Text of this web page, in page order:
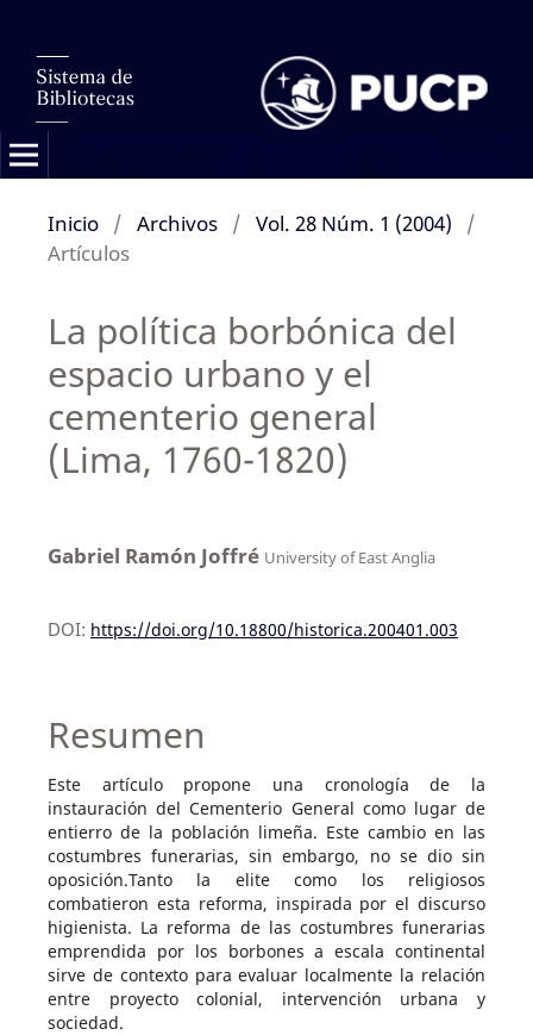
Inicio / Archivos / Vol. 28 Núm. 1 (2004)
/
Artículos
La política borbónica del
espacio urbano y el
cementerio general
(Lima, 1760-1820)
Gabriel Ramón Joffré University of East Anglia
DOI: https://doi.org/10.18800/historica.200401.003
Resumen
Este artículo propone una cronología de la
instauración del Cementerio General como lugar de
entierro de la población limeña. Este cambio en las
costumbres funerarias, sin embargo, no se dio sin
oposición.Tanto la elite como los religiosos
combatieron esta reforma, inspirada por el discurso
higienista. La reforma de las costumbres funerarias
emprendida por los borbones a escala continental
sirve de contexto para evaluar localmente la relación
entre proyecto colonial, intervención urbana y
sociedad.